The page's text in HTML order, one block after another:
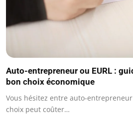
Auto-entrepreneur ou EURL :
bon choix économique
Vous hésitez entre auto-entrepreneur
choix peut coûter…